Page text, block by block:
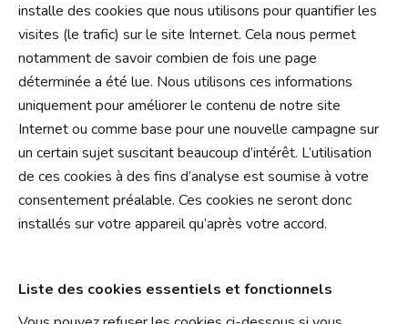
installe des cookies que nous utilisons pour quantifier les
visites (le trafic) sur le site Internet. Cela nous permet
notamment de savoir combien de fois une page
déterminée a été lue. Nous utilisons ces informations
uniquement pour améliorer le contenu de notre site
Internet ou comme base pour une nouvelle campagne sur
un certain sujet suscitant beaucoup d’intérêt. L’utilisation
de ces cookies à des fins d’analyse est soumise à votre
consentement préalable. Ces cookies ne seront donc
installés sur votre appareil qu’après votre accord.
Liste des cookies essentiels et fonctionnels